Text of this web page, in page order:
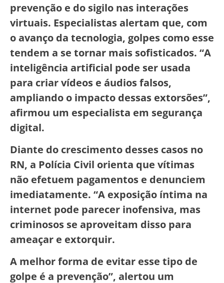
prevenção e do sigilo nas interações
virtuais. Especialistas alertam que, com
o avanço da tecnologia, golpes como esse
tendem a se tornar mais sofisticados. “A
inteligência artificial pode ser usada
para criar vídeos e áudios falsos,
ampliando o impacto dessas extorsões”,
afirmou um especialista em segurança
digital.
Diante do crescimento desses casos no
RN, a Polícia Civil orienta que vítimas
não efetuem pagamentos e denunciem
imediatamente. “A exposição íntima na
internet pode parecer inofensiva, mas
criminosos se aproveitam disso para
ameaçar e extorquir.
A melhor forma de evitar esse tipo de
golpe é a prevenção”, alertou um